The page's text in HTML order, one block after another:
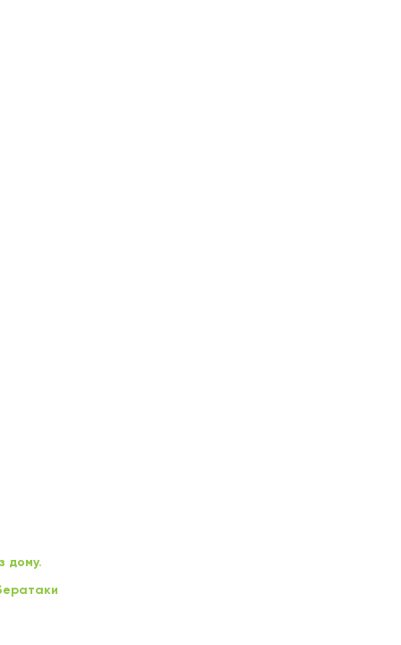
дому.